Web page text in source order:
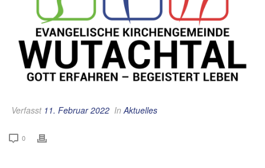
Verfasst 11. Februar 2022 InAktuelles
0